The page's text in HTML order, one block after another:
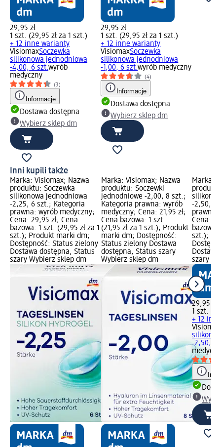
29,95 zł
1 szt. (29,95 zł za 1 szt.)
+ 12 inne warianty
VisiomaxSoczewka
silikonowa jednodniowa
-4,00, 6 szt.wyrób
medyczny
(3)
Informacje
Dostawa dostępna
Wybierz sklep dm
29,95 zł
1 szt. (29,95 zł za 1 szt.)
+ 12 inne warianty
VisiomaxSoczewka
silikonowa jednodniowa
-1,00, 6 szt.wyrób medyczny
(4)
Informacje
Dostawa dostępna
Wybierz sklep dm
Inni kupili także
Marka: Visiomax; Nazwa
produktu: Soczewka
silikonowa jednodniowa
-2,25, 6 szt.; Kategoria
prawna: wyrób medyczny;
Cena: 29,95 zł; Cena
bazowa: 1 szt. (29,95 zł za 1
szt.); Produkt marki dm;
Dostępność: Status zielony
Dostawa dostępna, Status
szary Wybierz sklep dm
Marka: Visiomax; Nazwa
produktu: Soczewki
jednodniowe -2,00, 8 szt.;
Kategoria prawna: wyrób
medyczny; Cena: 21,95 zł;
Cena bazowa: 1 szt.
(21,95 zł za 1 szt.); Produkt
marki dm; Dostępność:
Status zielony Dostawa
dostępna, Status szary
Wybierz sklep dm
Marka:
-2,50, 6
prawna:
Cena:
bazowa:
szt.);
szary
29,95 zł
1 szt.
+ 12
Visiomax
-2,50, 6